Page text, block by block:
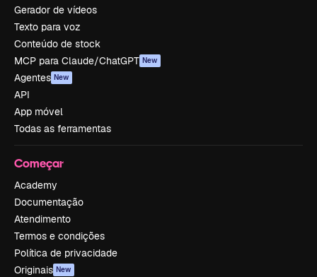
Gerador de vídeos
Texto para voz
Conteúdo de stock
MCP para Claude/ChatGPT New
Agentes New
API
App móvel
Todas as ferramentas
Começar
Academy
Documentação
Atendimento
Termos e condições
Política de privacidade
Originais New